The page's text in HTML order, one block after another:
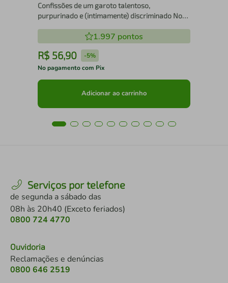
Confissões de um garoto talentoso,
purpurinado e (intimamente) discriminado Nova
1.997 pontos
R$ 56,90 -5%
No pagamento com Pix
Adicionar ao carrinho
Serviços por telefone
de segunda a sábado das
08h às 20h40 (Exceto feriados)
0800 724 4770
Ouvidoria
Reclamações e denúncias
0800 646 2519